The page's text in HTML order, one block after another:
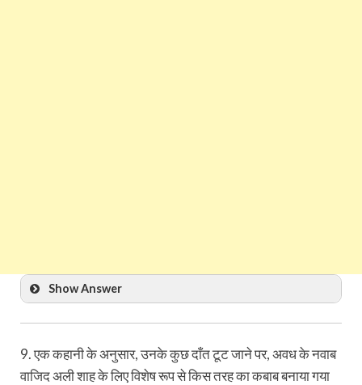
Show Answer
9. एक कहानी के अनुसार, उनके कुछ दाँत टूट जाने पर, अवध के नवाब
वाजिद अली शाह के लिए विशेष रूप से किस तरह का कबाब बनाया गया